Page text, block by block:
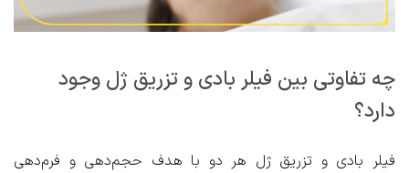
چه تفاوتی بین فیلر بادی و تزریق ژل وجود
دارد؟
فیلر بادی و تزریق ژل هر دو با هدف حجم‌دهی و فرم‌دهی